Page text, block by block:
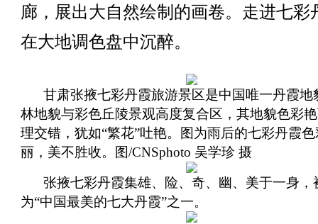
廊，展出大自然绘制的画卷。走进七彩
在大地调色盘中沉醉。
甘肃张掖七彩丹霞旅游景区是中国唯一丹霞地
林地貌与彩色丘陵景观高度复合区，其地貌色彩
理交错，犹如“繁花”吐艳。图为雨后的七彩丹霞
丽，美不胜收。图/CNSphoto 吴学珍 摄
张掖七彩丹霞集雄、险、奇、幽、美于一身，
为“中国最美的七大丹霞”之一。